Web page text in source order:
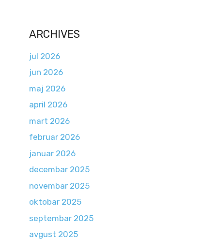
ARCHIVES
jul 2026
jun 2026
maj 2026
april 2026
mart 2026
februar 2026
januar 2026
decembar 2025
novembar 2025
oktobar 2025
septembar 2025
avgust 2025